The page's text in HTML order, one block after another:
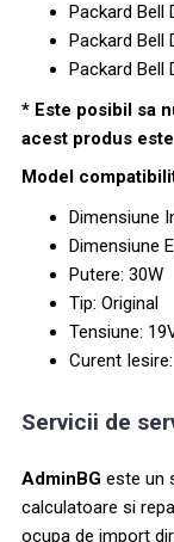
Packard Bell
Packard Bell
Packard Bell
* Este posibil sa
acest produs
Model
Dimensiune
Dimensiune
Putere: 30W
Tip: Original
Tensiune:
Curent
Servicii de
AdminBG este un
calculatoare si
ocupa de import